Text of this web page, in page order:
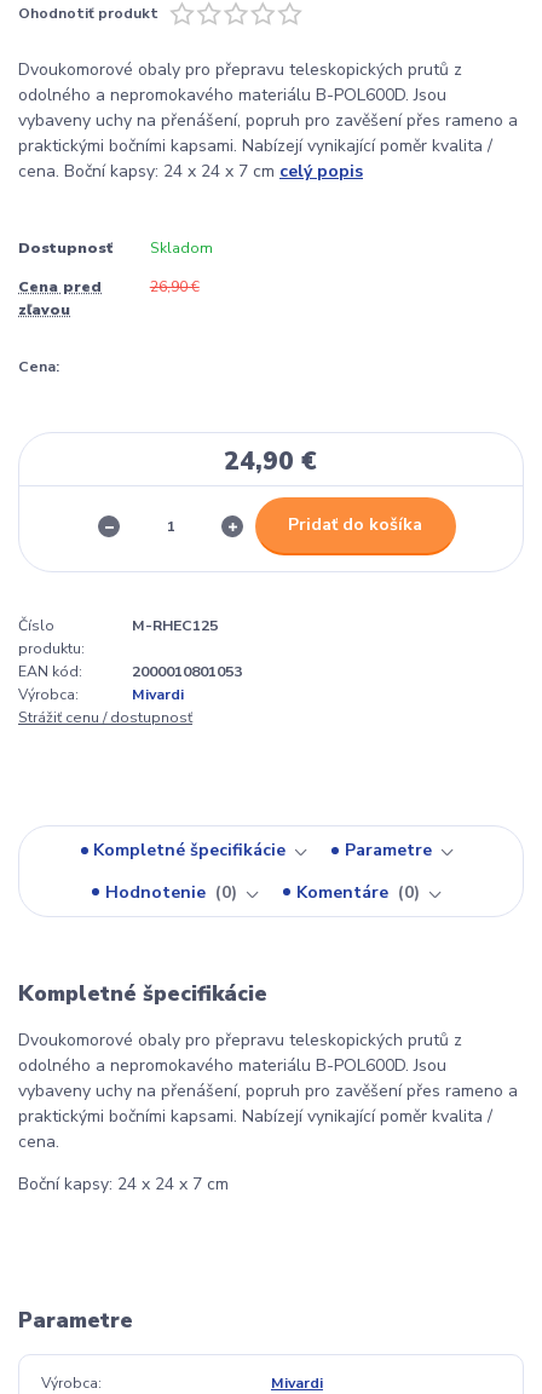
Ohodnotiť produkt
Dvoukomorové obaly pro přepravu teleskopických prutů z
odolného a nepromokavého materiálu B-POL600D. Jsou
vybaveny uchy na přenášení, popruh pro zavěšení přes rameno a
praktickými bočními kapsami. Nabízejí vynikající poměr kvalita /
cena. Boční kapsy: 24 x 24 x 7 cm celý popis
Dostupnosť Skladom
Cena pred
zľavou
26,90 €
Cena:
24,90 €
Pridať do košíka
Číslo
produktu:
M-RHEC125
EAN kód:
2000010801053
Výrobca:
Mivardi
Strážiť cenu / dostupnosť
Kompletné špecifikácie
Parametre
Hodnotenie
0 Komentáre 0
Kompletné špecifikácie
Dvoukomorové obaly pro přepravu teleskopických prutů z
odolného a nepromokavého materiálu B-POL600D. Jsou
vybaveny uchy na přenášení, popruh pro zavěšení přes rameno a
praktickými bočními kapsami. Nabízejí vynikající poměr kvalita /
cena.
Boční kapsy: 24 x 24 x 7 cm
Parametre
Výrobca Mivardi